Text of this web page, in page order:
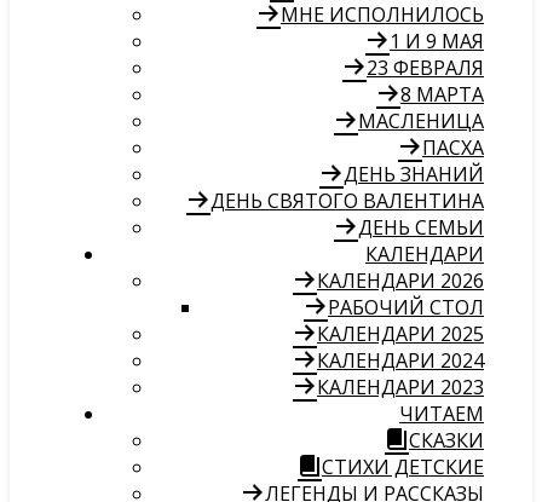
МНЕ ИСПОЛНИЛОСЬ
1 И 9 МАЯ
23 ФЕВРАЛЯ
8 МАРТА
МАСЛЕНИЦА
ПАСХА
ДЕНЬ ЗНАНИЙ
ДЕНЬ СВЯТОГО ВАЛЕНТИНА
ДЕНЬ СЕМЬИ
КАЛЕНДАРИ
КАЛЕНДАРИ 2026
РАБОЧИЙ СТОЛ
КАЛЕНДАРИ 2025
КАЛЕНДАРИ 2024
КАЛЕНДАРИ 2023
ЧИТАЕМ
СКАЗКИ
СТИХИ ДЕТСКИЕ
ЛЕГЕНДЫ И РАССКАЗЫ